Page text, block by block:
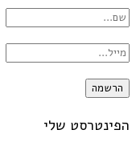
הפינטרסט שלי